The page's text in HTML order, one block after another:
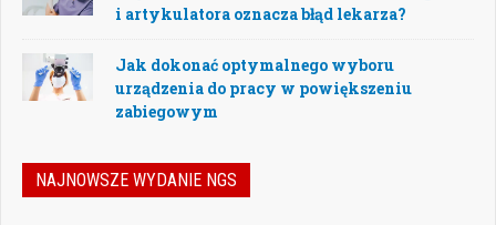
i artykulatora oznacza błąd lekarza?
Jak dokonać optymalnego wyboru
urządzenia do pracy w powiększeniu
zabiegowym
NAJNOWSZE WYDANIE NGS